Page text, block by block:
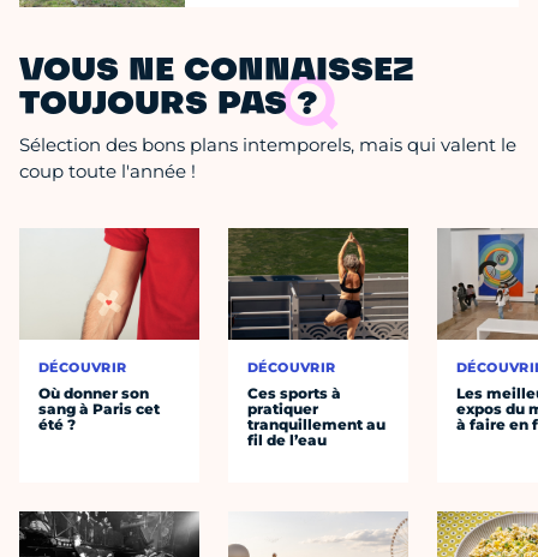
VOUS NE CONNAISSEZ
TOUJOURS PAS ?
Sélection des bons plans intemporels, mais qui valent le
coup toute l'année !
DÉCOUVRIR
Où donner son
sang à Paris cet
été ?
DÉCOUVRIR
Ces sports à
pratiquer
tranquillement au
fil de l’eau
Les
expos du
à faire en